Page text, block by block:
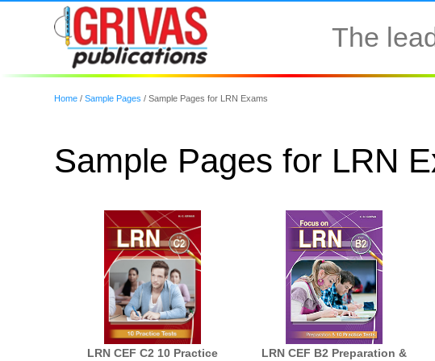
The
Home / Sample Pages / Sample Pages for LRN Exams
Sample Pages for LRN
LRN CEF C2 10 Practice
LRN CEF B2 Preparation &